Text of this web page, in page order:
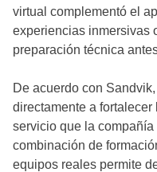
virtual complementó el
experiencias inmersivas
preparación técnica
De acuerdo con
directamente a
servicio que la
combinación de
equipos reales permite